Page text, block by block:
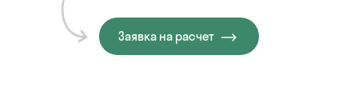
Заявка на расчет